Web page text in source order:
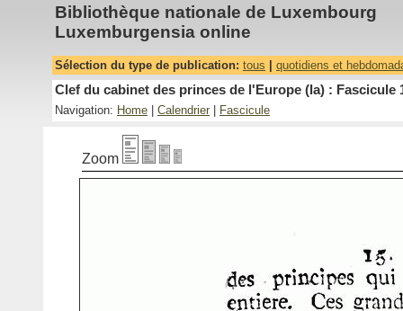
Bibliothèque nationale de Luxembourg
Luxemburgensia online
Sélection du type de publication: tous quotidiens et
Clef du cabinet des princes de l'Europe (la) : Fascicule
Navigation: Home Calendrier Fascicule
Zoom